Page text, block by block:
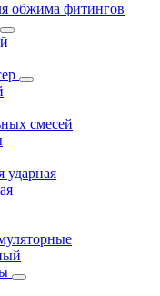
обжима фитингов
смесей
ударная